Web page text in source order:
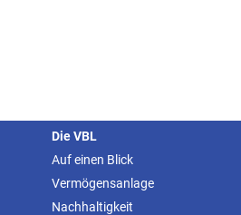
Die VBL
Auf einen Blick
Vermögensanlage
Nachhaltigkeit